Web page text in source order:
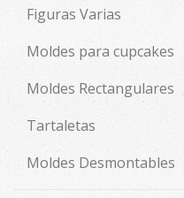
Figuras Varias
Moldes para cupcakes
Moldes Rectangulares
Tartaletas
Moldes Desmontables